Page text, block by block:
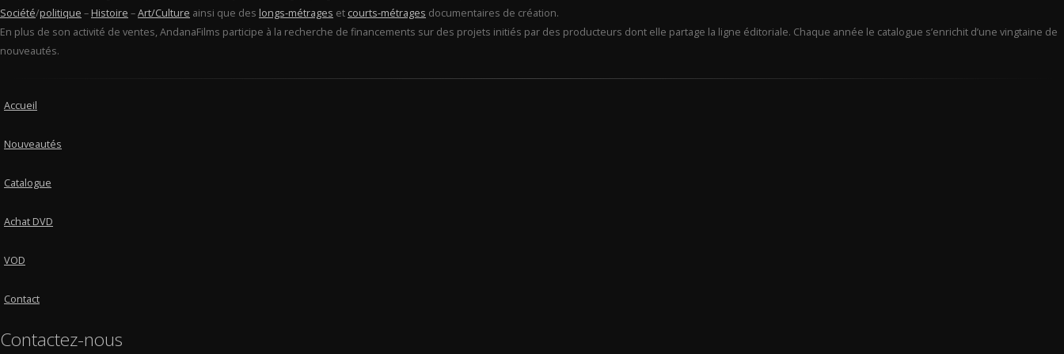
Société/politique – Histoire –Art/Culture ainsi que des longs-métrages et courts-métrages documentaires de création.
En plus de son activité de ventes, AndanaFilms participe à la recherche de financements sur des projets initiés par des producteurs dont elle partage la ligne éditoriale. Chaque année le catalogue s’enrichit d’une vingtaine de
nouveautés.
Accueil
Nouveautés
Catalogue
Achat DVD
VOD
Contact
Contactez-nous